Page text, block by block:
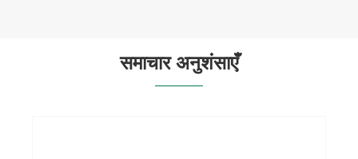
समाचार अनुशंसाएँ